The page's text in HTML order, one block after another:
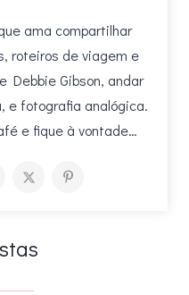
ama compartilhar
roteiros de viagem e
Debbie Gibson, andar
e fotografia analógica.
e fique à vontade…